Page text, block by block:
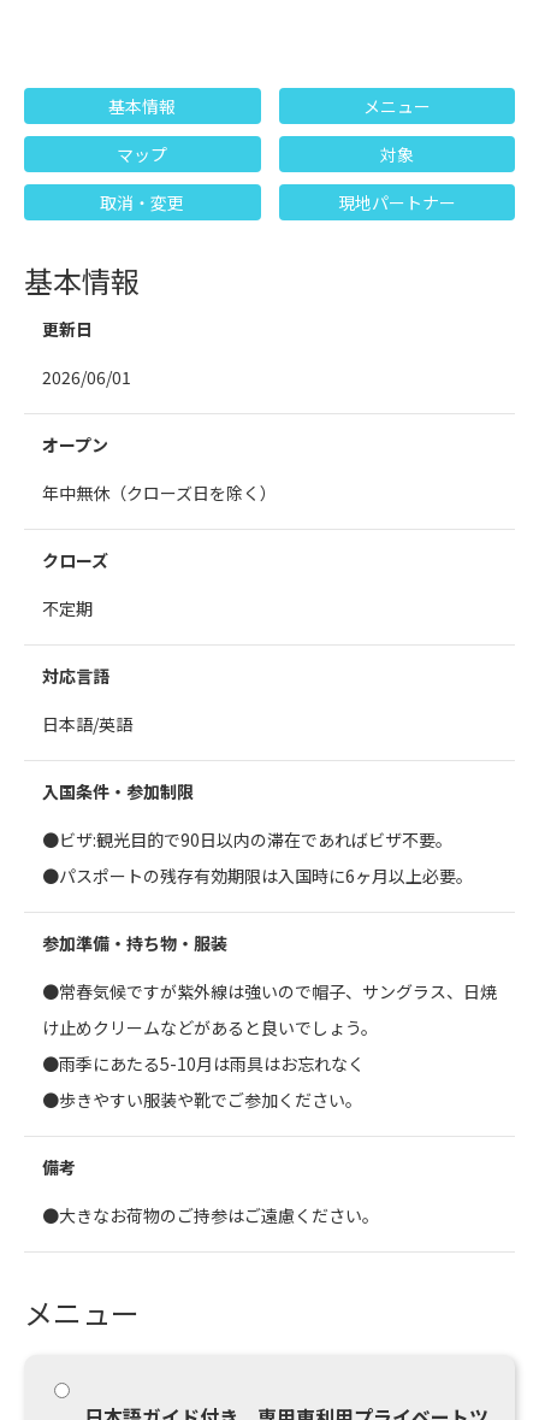
基本情報
メニュー
マップ
対象
取消・変更
現地パートナー
基本情報
更新日
2026/06/01
オープン
年中無休（クローズ日を除く）
クローズ
不定期
対応言語
日本語/英語
入国条件・参加制限
●ビザ:観光目的で90日以内の滞在であればビザ不要。
●パスポートの残存有効期限は入国時に6ヶ月以上必要。
参加準備・持ち物・服装
●常春気候ですが紫外線は強いので帽子、サングラス、日焼
け止めクリームなどがあると良いでしょう。
●雨季にあたる5-10月は雨具はお忘れなく
●歩きやすい服装や靴でご参加ください。
備考
●大きなお荷物のご持参はご遠慮ください。
メニュー